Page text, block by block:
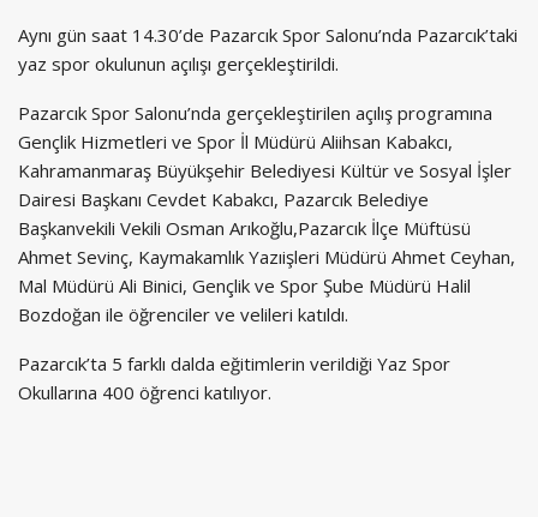
Aynı gün saat 14.30’de Pazarcık Spor Salonu’nda Pazarcık’taki
yaz spor okulunun açılışı gerçekleştirildi.
Pazarcık Spor Salonu’nda gerçekleştirilen açılış programına
Gençlik Hizmetleri ve Spor İl Müdürü Aliihsan Kabakcı,
Kahramanmaraş Büyükşehir Belediyesi Kültür ve Sosyal İşler
Dairesi Başkanı Cevdet Kabakcı, Pazarcık Belediye
Başkanvekili Vekili Osman Arıkoğlu,Pazarcık İlçe Müftüsü
Ahmet Sevinç, Kaymakamlık Yazıişleri Müdürü Ahmet Ceyhan,
Mal Müdürü Ali Binici, Gençlik ve Spor Şube Müdürü Halil
Bozdoğan ile öğrenciler ve velileri katıldı.
Pazarcık’ta 5 farklı dalda eğitimlerin verildiği Yaz Spor
Okullarına 400 öğrenci katılıyor.